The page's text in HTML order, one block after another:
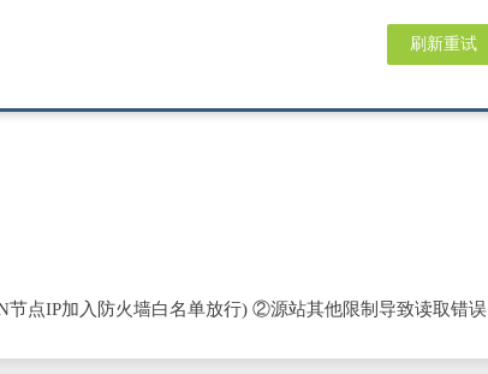
刷新重试
点IP加入防火墙白名单放行) ②源站其他限制导致读取错误